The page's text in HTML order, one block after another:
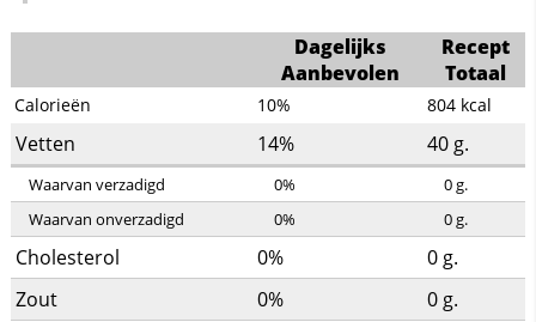
Dagelijks
Aanbevolen
Recept
Totaal
Calorieën 10% 804 kcal
Vetten 14% 40 g.
Waarvan verzadigd 0% 0g.
Waarvan onverzadigd
0% 0g.
Cholesterol 0% 0 g.
Zout
0% 0 g.